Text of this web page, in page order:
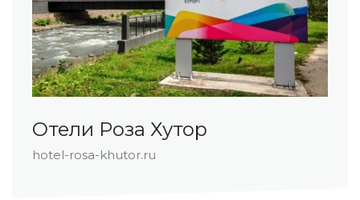
Отели Роза Хутор
hotel-rosa-khutor.ru